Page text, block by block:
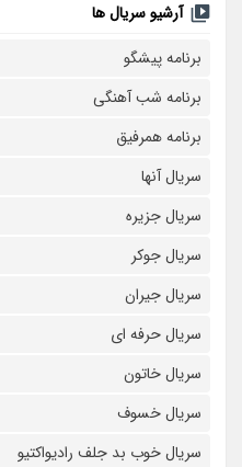
آرشیو سریال ها
برنامه پیشگو
برنامه شب آهنگی
برنامه همرفیق
سریال آنها
سریال جزیره
سریال جوکر
سریال جیران
سریال حرفه ای
سریال خاتون
سریال خسوف
سریال خوب بد جلف رادیواکتیو